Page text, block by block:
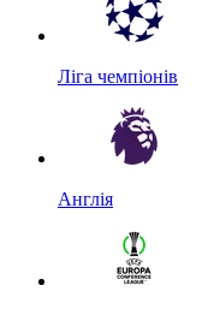
Ліга чемпіонів
Англія